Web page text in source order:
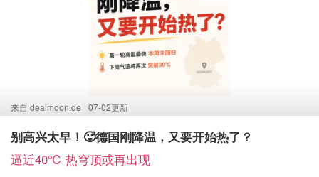
来自 dealmoon.de 07-02更新
别高兴太早！🥵德国刚降温，又要开始热了？
逼近40℃ 热穹顶或再出现